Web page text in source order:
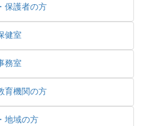
保護者の方
健室
務室
育機関の方
地域の方